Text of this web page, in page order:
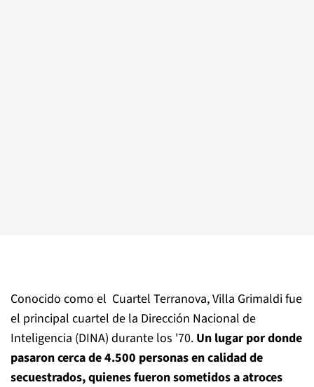
Conocido como el Cuartel Terranova, Villa Grimaldi fue
el principal cuartel de la Dirección Nacional de
Inteligencia (DINA) durante los '70. Un lugar por donde
pasaron cerca de 4.500 personas en calidad de
secuestrados, quienes fueron sometidos a atroces